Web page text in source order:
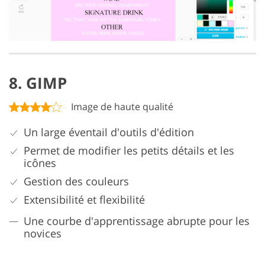
8. GIMP
Image de haute qualité
Un large éventail d'outils d'édition
Permet de modifier les petits détails et les
icônes
Gestion des couleurs
Extensibilité et flexibilité
Une courbe d'apprentissage abrupte pour les
novices